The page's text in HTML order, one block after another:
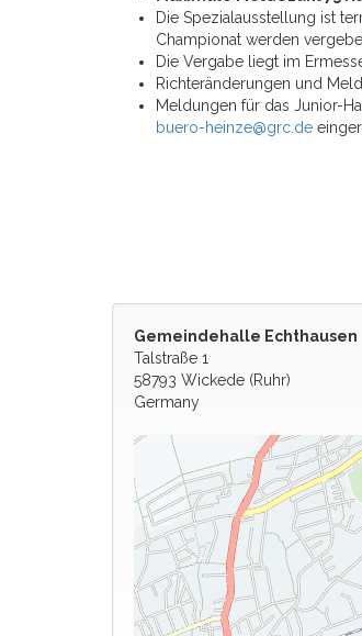
Die Spezialausstellung ist
Championat werden
Die Vergabe liegt im
Richteränderungen und
Meldungen für das Junior-
buero-heinze@grc.de
Gemeindehalle Echthausen
Talstraße 1
58793 Wickede (Ruhr)
Germany